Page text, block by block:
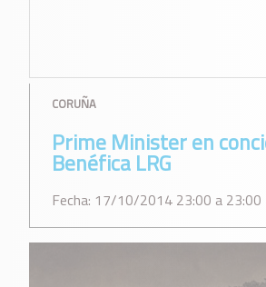
CORUÑA
Prime Minister en
Benéfica LRG
Fecha: 17/10/2014 23:00 a 23:00